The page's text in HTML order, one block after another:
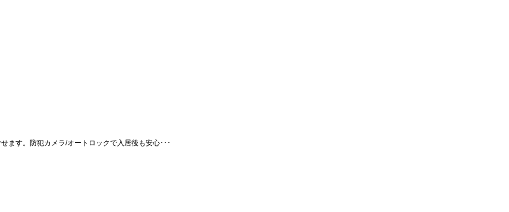
ます。防犯カメラ/オートロックで入居後も安心･･･